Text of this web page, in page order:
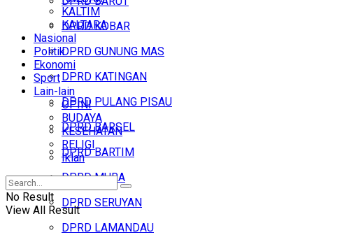
DPRD KOBAR
DPRD GUNUNG MAS
DPRD KATINGAN
DPRD PULANG PISAU
DPRD BARSEL
DPRD BARTIM
DPRD MURA
DPRD SERUYAN
DPRD LAMANDAU
KALTIM
KALTARA
Nasional
Politik
Ekonomi
Sport
Lain-lain
OPINI
BUDAYA
KESEHATAN
RELIGI
Iklan
No Result
View All Result